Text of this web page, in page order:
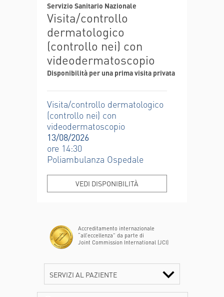
Servizio Sanitario Nazionale
Visita/controllo
dermatologico
(controllo nei) con
videodermatoscopio
Disponibilità per una prima visita privata
Visita/controllo dermatologico
(controllo nei) con
videodermatoscopio
13/08/2026
ore 14:30
Poliambulanza Ospedale
VEDI DISPONIBILITÀ
Accreditamento internazionale
“all’eccellenza” da parte di
Joint Commission International (JCI)
SERVIZI AL PAZIENTE